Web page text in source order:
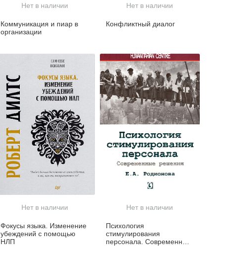
Нет в наличии
Коммуникация и пиар в
организации
Нет в наличии
Конфликтный диалог
Нет в наличии
Фокусы языка. Изменение
убеждений с помощью
НЛП
Нет в наличии
Психология
стимулирования
персонала. Современные